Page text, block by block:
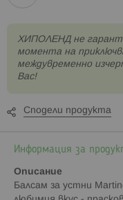
XИПОЛЕНД не
момента на
междувременно
Вас!
Сподели продукта
Информация за
Описание
Балсам за устни